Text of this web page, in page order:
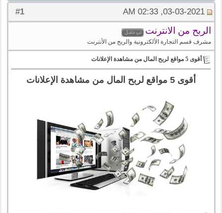
#
1 03-03-2021, 02:33 AM
الربح من الانترنت
مشرف قسم التجارة الألكترونية والربح من الأنترنت
أقوى 5 مواقع لربح المال من مشاهدة الإعلانات
أقوى 5 مواقع لربح المال من مشاهدة الإعلانات